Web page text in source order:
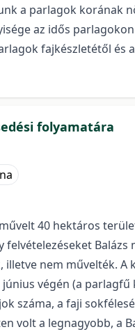
a parlagok korának
az idős
fajkészletétől
folyamatára
40 hektáros
nem művelték.
végén (a
száma, a faji
volt a legnagyobb, a